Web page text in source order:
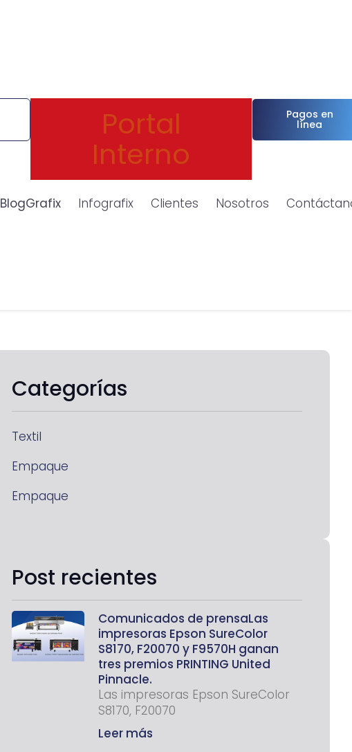
Portal
Interno
Pagos en
línea
BlogGrafix Infografix Clientes Nosotros
Categorías
Textil
Empaque
Empaque
Post recientes
Comunicados de prensaLas
impresoras Epson SureColor
S8170, F20070 y F9570H ganan
tres premios PRINTING United
Pinnacle.
Las impresoras Epson SureColor
S8170, F20070
Leer más